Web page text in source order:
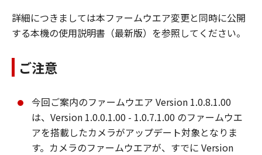
詳細につきましては本ファームウエア変更と同時に公開
する本機の使用説明書（最新版）を参照してください。
ご注意
今回ご案内のファームウエア Version 1.0.8.1.00
は、Version 1.0.0.1.00 - 1.0.7.1.00 のファームウエ
アを搭載したカメラがアップデート対象となりま
す。カメラのファームウエアが、すでに Version